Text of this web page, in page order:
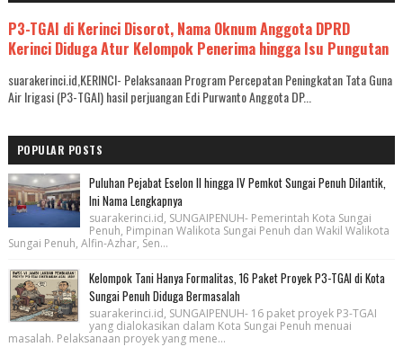
P3-TGAI di Kerinci Disorot, Nama Oknum Anggota DPRD
Kerinci Diduga Atur Kelompok Penerima hingga Isu Pungutan
suarakerinci.id,KERINCI- Pelaksanaan Program Percepatan Peningkatan Tata Guna
Air Irigasi (P3-TGAI) hasil perjuangan Edi Purwanto Anggota DP...
POPULAR POSTS
Puluhan Pejabat Eselon II hingga IV Pemkot Sungai Penuh Dilantik,
Ini Nama Lengkapnya
suarakerinci.id, SUNGAIPENUH- Pemerintah Kota Sungai
Penuh, Pimpinan Walikota Sungai Penuh dan Wakil Walikota
Sungai Penuh, Alfin-Azhar, Sen...
Kelompok Tani Hanya Formalitas, 16 Paket Proyek P3-TGAI di Kota
Sungai Penuh Diduga Bermasalah
suarakerinci.id, SUNGAIPENUH- 16 paket proyek P3-TGAI
yang dialokasikan dalam Kota Sungai Penuh menuai
masalah. Pelaksanaan proyek yang mene...